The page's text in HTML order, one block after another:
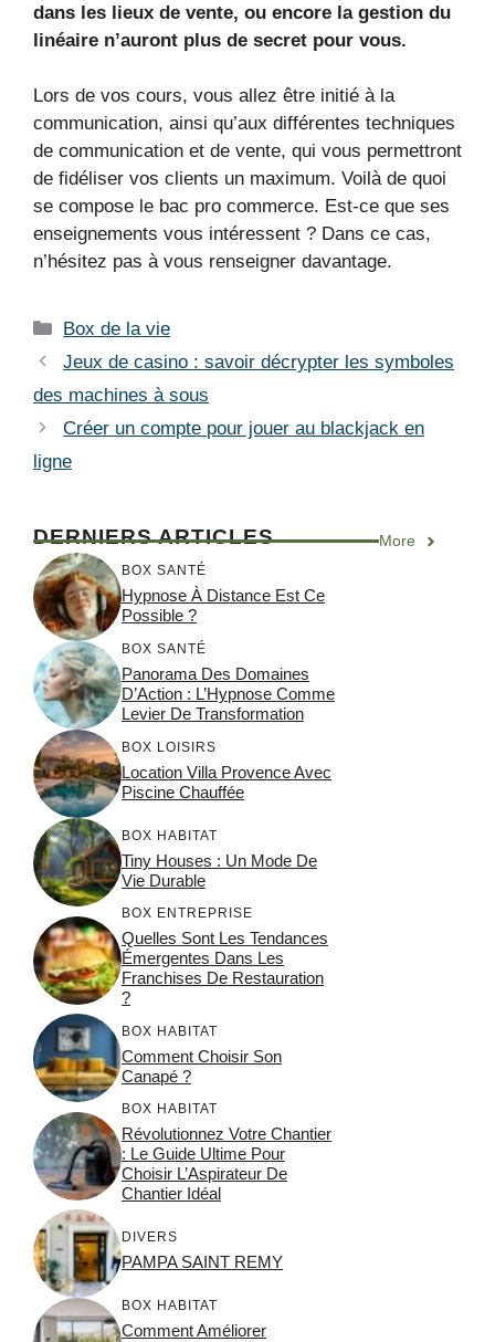
dans les lieux de vente, ou encore la gestion du
linéaire n’auront plus de secret pour vous.
Lors de vos cours, vous allez être initié à la
communication, ainsi qu’aux différentes techniques
de communication et de vente, qui vous permettront
de fidéliser vos clients un maximum. Voilà de quoi
se compose le bac pro commerce. Est-ce que ses
enseignements vous intéressent ? Dans ce cas,
n’hésitez pas à vous renseigner davantage.
Catégories
Box de la vie
Jeux de casino : savoir décrypter les symboles
des machines à sous
Créer un compte pour jouer au blackjack en
ligne
DERNIERS ARTICLES More
BOX SANTÉ
Hypnose À Distance Est Ce
Possible ?
BOX SANTÉ
Panorama Des Domaines
D’Action : L’Hypnose Comme
Levier De Transformation
BOX LOISIRS
Location Villa Provence Avec
Piscine Chauffée
BOX HABITAT
Tiny Houses : Un Mode De
Vie Durable
BOX ENTREPRISE
Quelles Sont Les Tendances
Émergentes Dans Les
Franchises De Restauration
?
BOX HABITAT
Comment Choisir Son
Canapé ?
BOX HABITAT
Révolutionnez Votre Chantier
: Le Guide Ultime Pour
Choisir L’Aspirateur De
Chantier Idéal
DIVERS
PAMPA SAINT REMY
BOX HABITAT
Comment Améliorer